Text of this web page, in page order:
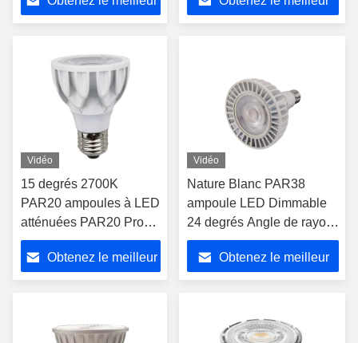
5000K, gradable par
interrupteur mural,
Vidéo
15 degrés 2700K
PAR20 ampoules à LED
atténuées PAR20 Pro
E27 Base métallique
LED Spot Light 8W
Obtenez le meilleur
Vidéo
Nature Blanc PAR38
ampoule LED Dimmable
24 degrés Angle de rayon
4000k Ra90 2000lm
Hautes lumens
Obtenez le meilleur